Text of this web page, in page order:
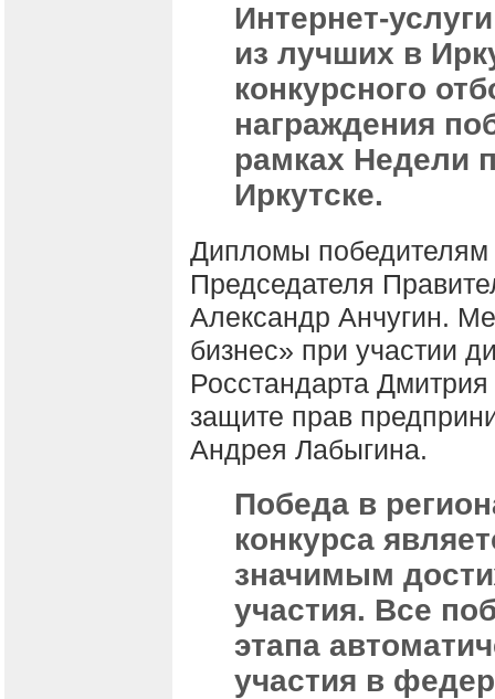
Интернет-
из лучших в
конкурсного
награждения
рамках Недели
Иркутске.
Дипломы победителям
Председателя
Александр Анчугин.
бизнес» при участии
Росстандарта
защите прав
Андрея Лабыгина.
Победа в
конкурса
значимым
участия. Все
этапа
участия в